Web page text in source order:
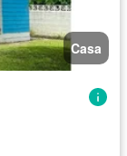
Casa